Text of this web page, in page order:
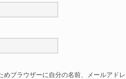
めブラウザーに自分の名前、メールアド